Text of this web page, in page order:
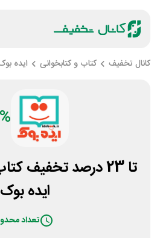
کانال تخفیف کتاب و کتابخوانی ایده
تا 23 درصد تخفیف
ایده بوک
تعداد